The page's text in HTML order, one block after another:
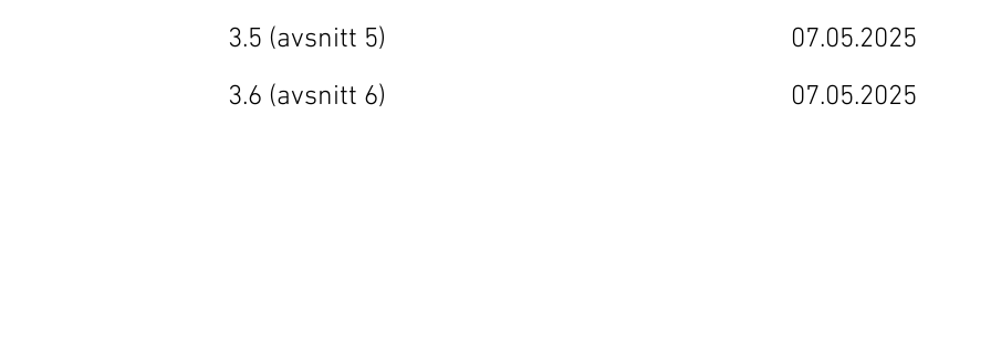
3.5 (avsnitt 5) 07.05.2025
3.6 (avsnitt 6) 07.05.2025